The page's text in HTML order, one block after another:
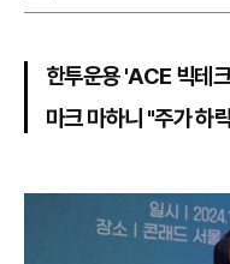
한투운용 'ACE 빅테
마크 마하니 "주가 하